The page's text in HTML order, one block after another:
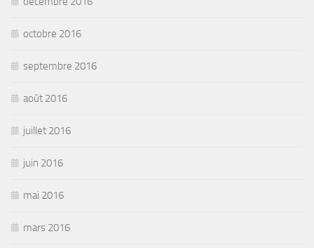
octobre 2016
septembre 2016
août 2016
juillet 2016
juin 2016
mai 2016
mars 2016